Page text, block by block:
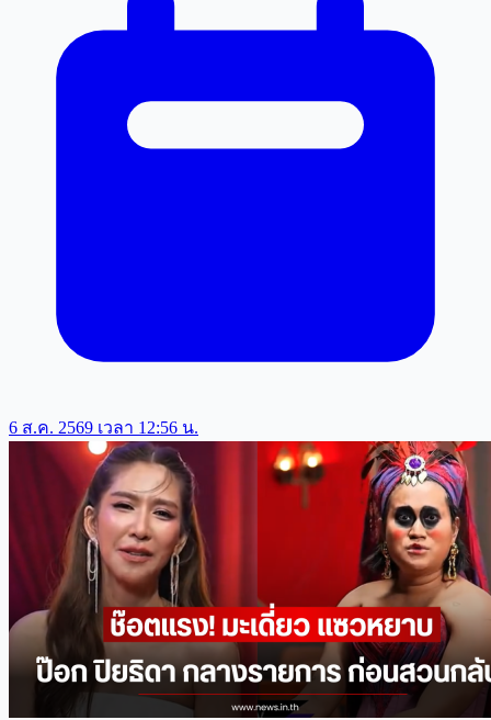
6 ส.ค. 2569 เวลา 12:56 น.